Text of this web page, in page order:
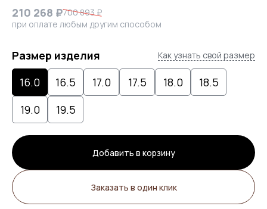
210 268 ₽700 893 ₽
при оплате любым другим способом
Размер изделия Как узнать свой размер
16.0 16.5 17.0 17.5 18.0
18.5
19.0
19.5
Добавить в корзину
Заказать в один клик